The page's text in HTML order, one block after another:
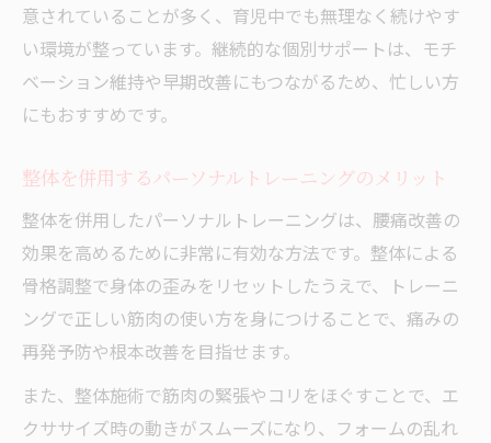
意されていることが多く、育児中でも無理なく続けやす
い環境が整っています。継続的な個別サポートは、モチ
ベーション維持や早期改善にもつながるため、忙しい方
にもおすすめです。
整体を併用するパーソナルトレーニングのメリット
整体を併用したパーソナルトレーニングは、腰痛改善の
効果を高めるために非常に有効な方法です。整体による
骨格調整で身体の歪みをリセットしたうえで、トレーニ
ングで正しい筋肉の使い方を身につけることで、痛みの
再発予防や根本改善を目指せます。
また、整体施術で筋肉の緊張やコリをほぐすことで、エ
クササイズ時の動きがスムーズになり、フォームの乱れ